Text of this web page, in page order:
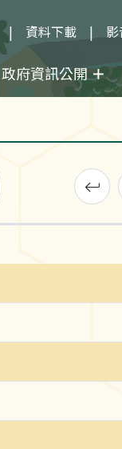
資料下載
政府資訊公開